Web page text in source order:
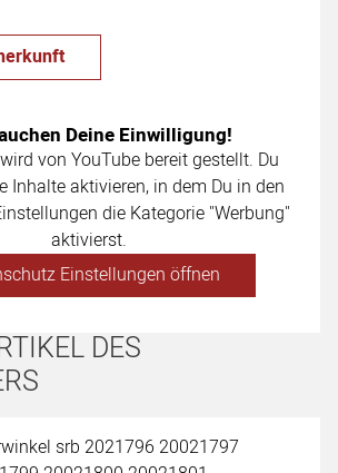
Deine Einwilligung!
von YouTube bereit gestellt. Du
Inhalte aktivieren, in dem Du in den
die Kategorie "Werbung"
aktivierst.
Einstellungen öffnen
DES